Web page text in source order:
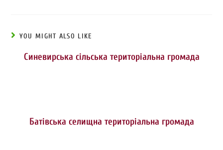
YOU MIGHT ALSO LIKE
Синевирська сільська територіальна громада
Батівська селищна територіальна громада